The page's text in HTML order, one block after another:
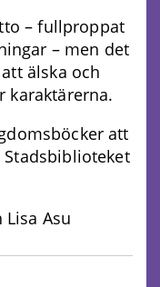
– fullproppat
– men det
älska och
karaktärerna.
att
Stadsbiblioteket
Asu